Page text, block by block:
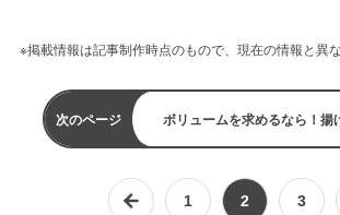
※掲載情報は記事制作時点のもので、現在の情報と異
次のページ ボリュームを求めるなら！揚
1 2 3